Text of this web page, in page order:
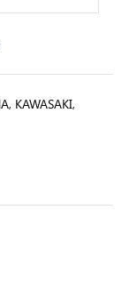
KAWASAKI,